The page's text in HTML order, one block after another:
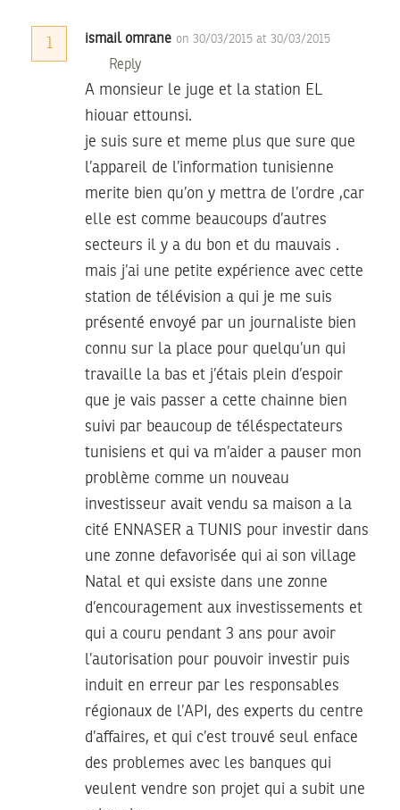
1 ismail omrane on 30/03/2015 at 30/03/2015
Reply
A monsieur le juge et la station EL
hiouar ettounsi.
je suis sure et meme plus que sure que
l’appareil de l’information tunisienne
merite bien qu’on y mettra de l’ordre ,car
elle est comme beaucoups d’autres
secteurs il y a du bon et du mauvais .
mais j’ai une petite expérience avec cette
station de télévision a qui je me suis
présenté envoyé par un journaliste bien
connu sur la place pour quelqu’un qui
travaille la bas et j’étais plein d’espoir
que je vais passer a cette chainne bien
suivi par beaucoup de téléspectateurs
tunisiens et qui va m’aider a pauser mon
problème comme un nouveau
investisseur avait vendu sa maison a la
cité ENNASER a TUNIS pour investir dans
une zonne defavorisée qui ai son village
Natal et qui exsiste dans une zonne
d’encouragement aux investissements et
qui a couru pendant 3 ans pour avoir
l’autorisation pour pouvoir investir puis
induit en erreur par les responsables
régionaux de l’API, des experts du centre
d’affaires, et qui c’est trouvé seul enface
des problemes avec les banques qui
veulent vendre son projet qui a subit une